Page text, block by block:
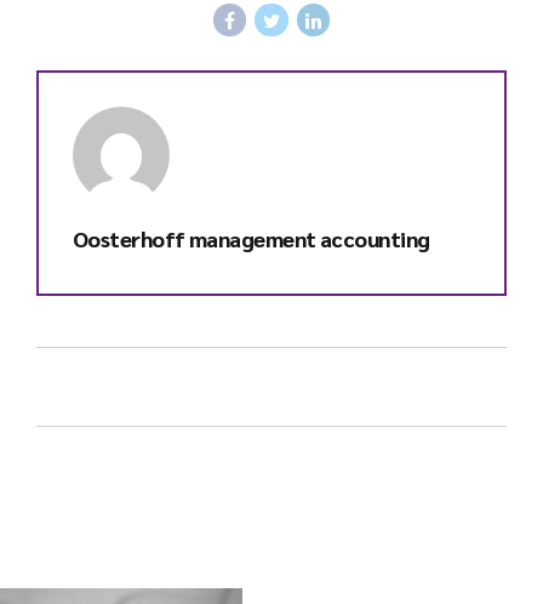
Oosterhoff management accounting